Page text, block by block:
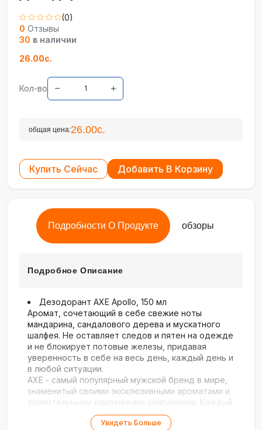
(0)
0 Отзывы
30 в наличии
26.00с.
Кол-во
общая цена:26.00с.
Купить Сейчас Добавить В Корзину
Подробности О Продукте обзоры
Подробное Описание
Дезодорант AXE Apollo, 150 мл
Аромат, сочетающий в себе свежие ноты
мандарина, сандалового дерева и мускатного
шалфея. Не оставляет следов и пятен на одежде
и не блокирует потовые железы, придавая
уверенность в себе на весь день, каждый день и
в любой ситуации.
AXE - самый популярный мужской бренд в мире,
знаменитый своими эксклюзивными ароматами и
удивительными рекламными кампаниями. Каждый
- это произведение искусства,
созданное с участием легендарного парфюмера
Увидеть Больше